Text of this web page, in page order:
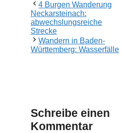
4 Burgen Wanderung
Neckarsteinach:
abwechslungsreiche
Strecke
Wandern in Baden-
Württemberg: Wasserfälle
Schreibe einen
Kommentar